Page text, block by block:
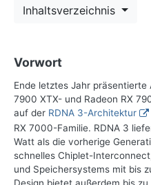
Inhaltsverzeichnis
Vorwort
Ende letztes Jahr präsentierte
7900 XTX- und Radeon RX
auf der RDNA 3-Architektur
RX 7000-Familie. RDNA 3
Watt als die vorherige
schnelles Chiplet-
und Speichersystems mit bis